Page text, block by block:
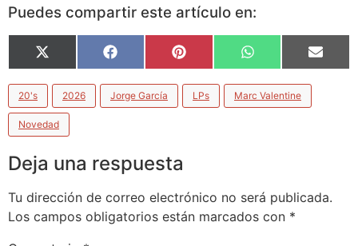
Puedes compartir este artículo en:
X
(Twitter)
Facebook Pinterest WhatsApp Email
20's 2026 Jorge García LPs Marc Valentine
Novedad
Deja una respuesta
Tu dirección de correo electrónico no será publicada.
Los campos obligatorios están marcados con *